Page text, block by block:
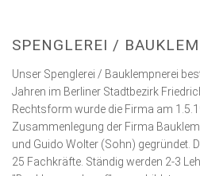
SPENGLEREI /
Unser Spenglerei / Bauklempnerei
Jahren im Berliner Stadtbezirk
Rechtsform wurde die Firma am
Zusammenlegung der Firma
und Guido Wolter (Sohn) gegründet.
25 Fachkräfte. Ständig werden 2-3